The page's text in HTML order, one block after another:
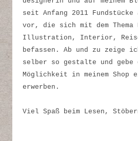
seit Anfang 2011 Fundstücke
vor, die sich mit dem Thema
Illustration, Interior,
befassen. Ab und zu zeige
selber so gestalte und gebe
Möglichkeit in meinem Shop
erwerben.
Viel Spaß beim Lesen,